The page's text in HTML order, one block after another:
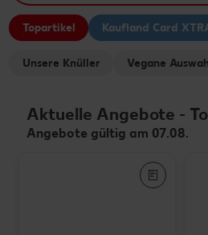
Schwebender Seitenbereich
Topartikel Kaufland Card
Unsere Knüller Vegane
Aktuelle Angebote -
Angebote gültig am 07.08.